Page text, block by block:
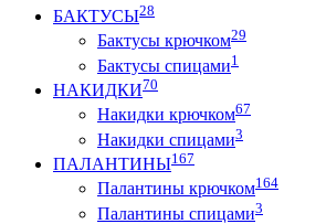
БАКТУСЫ28
Бактусы крючком29
Бактусы спицами1
НАКИДКИ70
Накидки крючком67
Накидки спицами3
ПАЛАНТИНЫ167
Палантины крючком164
Палантины спицами3